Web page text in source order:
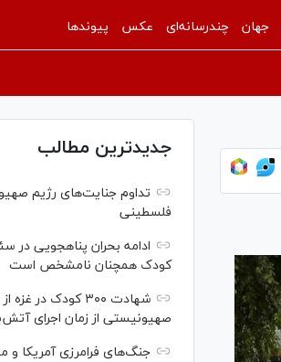
جهان چندرسانه‌ای عکس پیوندها
جدیدترین مطالب
تداوم جنایت‌های رژیم
فلسطینی
ادامه بحران پناهجویی در
کودک همچنان نامشخص است
شهادت ۳۰۰ کودک در
صهیونیستی از زمان اجرای
جنگ‌های فرامرزی آمریکا و